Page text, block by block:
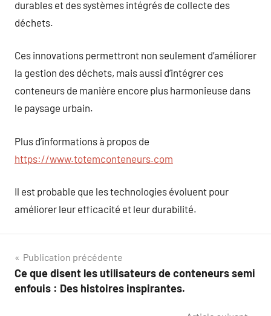
durables et des systèmes intégrés de collecte des
déchets.
Ces innovations permettront non seulement d’améliorer
la gestion des déchets, mais aussi d’intégrer ces
conteneurs de manière encore plus harmonieuse dans
le paysage urbain.
Plus d’informations à propos de
https://www.totemconteneurs.com
Il est probable que les technologies évoluent pour
améliorer leur efficacité et leur durabilité.
Navigation
de
Publication précédente
Ce que disent les utilisateurs de conteneurs semi
enfouis : Des histoires inspirantes.